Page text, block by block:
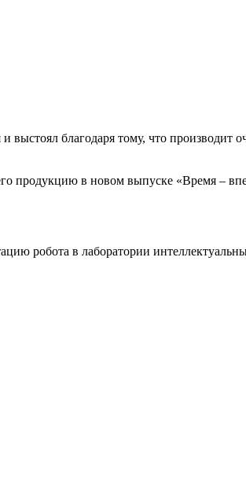
выстоял благодаря тому, что производит
продукцию в новом выпуске «Время –
робота в лаборатории